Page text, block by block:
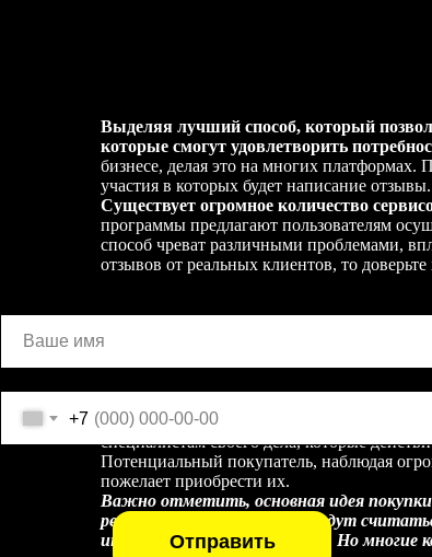
+7
Отправить
Выделяя лучший способ, который
которые смогут удовлетворить
бизнесе, делая это на многих
участия в которых будет написание отзывы.
Существует огромное количество
программы предлагают пользователям
способ чреват различными проблемами,
отзывов от реальных клиентов, то
Суть покупки отзывов
В целом, покупка отзывов – это
оплачивают людей за написание
специалистам своего дела, которые
Потенциальный покупатель, наблюдая
пожелает приобрести их.
Важно отметить, основная идея
реальными людьми, всегда будут
интересующих их продуктов. Но